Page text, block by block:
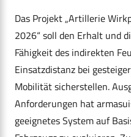
Das Projekt „Artillerie
2026“ soll den Erhalt und
Fähigkeit des indirekten
Einsatzdistanz bei
Mobilität sicherstellen.
Anforderungen hat
geeignetes System auf